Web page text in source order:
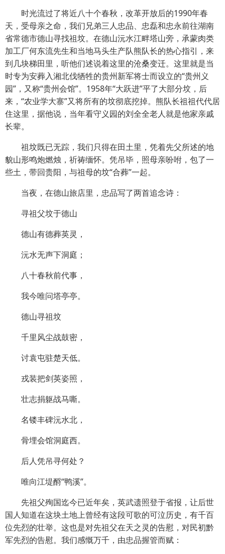
时光流过了将近八十个春秋，改革开放后的1990年春
天，受母亲之命，我们兄弟三人忠品、忠磊和忠永前往湖南
省常德市德山寻找祖坟。在德山沅水江畔塔山旁，承蒙肉类
加工厂何东流先生和当地马头生产队熊队长的热心指引，来
到几块梯田里，听他们述说着这里的沧桑变迁。这里就是当
时专为安葬入湘北伐牺牲的贵州新军将士而设立的“贵州义
园”，又称“贵州会馆”。1958年“大跃进”平了大部分坟，后
来，“农业学大寨”又将所有的坟彻底挖掉。熊队长祖祖代代居
住这里，据他说，当年看守义园的刘全全老人就是他家亲戚
长辈。
祖坟既已无踪，我们只得在田土里，凭着先父所述的地
貌山形鸣炮燃烛，祈祷缅怀。凭吊毕，照母亲吩咐，包了一
些土，带回贵阳，与祖母的坟“合葬”一起。
当夜，在德山旅店里，忠品写了两首追念诗：
寻祖父坟于德山
德山有德葬英灵，
沅水无声下洞庭；
八十春秋前代事，
我今唯问塔亭亭。
德山寻祖坟
千里风尘战鼓密，
讨袁屯驻楚天低。
戎装把剑英姿照，
壮志捐躯战马嘶。
名镂丰碑沅水北，
骨埋会馆洞庭西。
后人凭吊寻何处？
唯向江堤酹“鸭溪”。
先祖父殉国迄今已近年矣，英武遗照登于省报，让后世
国人知道在这块土地上曾经有这段可歌的可泣历史，有千百
位先烈的壮举。这也是对先祖父在天之灵的告慰，对民初黔
军先烈的告慰。我们感慨万千，由忠品握管而赋：